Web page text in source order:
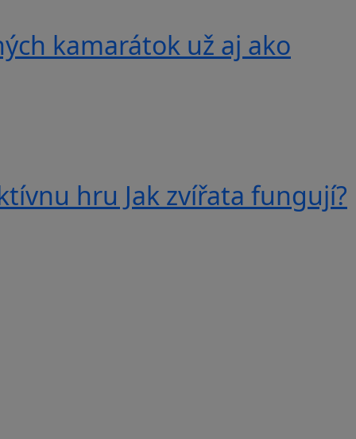
kamarátok už aj ako
hru Jak zvířata fungují?